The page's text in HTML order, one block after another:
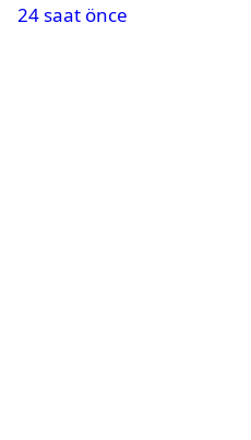
Karapınar hakkında
24 saat önce